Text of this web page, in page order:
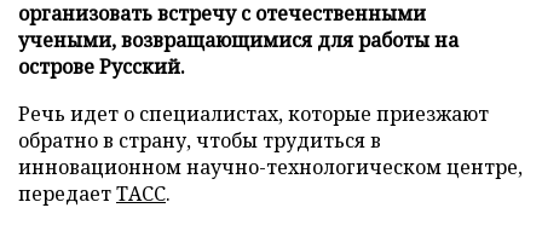
организовать встречу с отечественными
учеными, возвращающимися для работы на
острове Русский.
Речь идет о специалистах, которые приезжают
обратно в страну, чтобы трудиться в
инновационном научно-технологическом центре,
передаетТАСС.